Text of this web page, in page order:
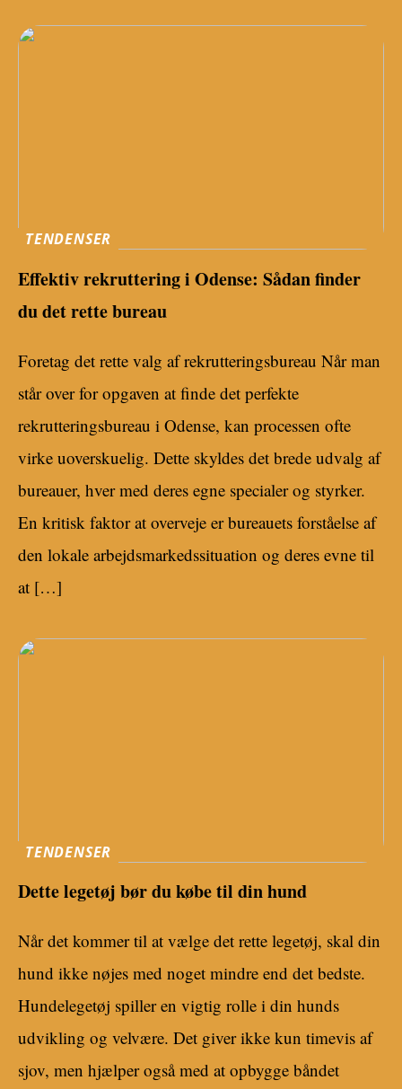
TENDENSER
Effektiv rekruttering i Odense: Sådan finder
du det rette bureau
Foretag det rette valg af rekrutteringsbureau Når man
står over for opgaven at finde det perfekte
rekrutteringsbureau i Odense, kan processen ofte
virke uoverskuelig. Dette skyldes det brede udvalg af
bureauer, hver med deres egne specialer og styrker.
En kritisk faktor at overveje er bureauets forståelse af
den lokale arbejdsmarkedssituation og deres evne til
at […]
TENDENSER
Dette legetøj bør du købe til din hund
Når det kommer til at vælge det rette legetøj, skal din
hund ikke nøjes med noget mindre end det bedste.
Hundelegetøj spiller en vigtig rolle i din hunds
udvikling og velvære. Det giver ikke kun timevis af
sjov, men hjælper også med at opbygge båndet